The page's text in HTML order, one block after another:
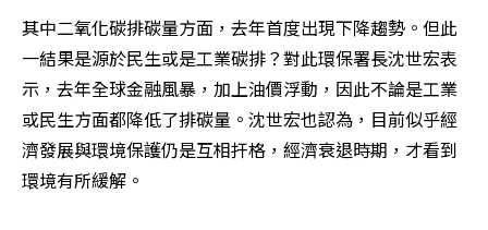
其中二氧化碳排碳量方面，去年首度出現下降趨勢。但此
一結果是源於民生或是工業碳排？對此環保署長沈世宏表
示，去年全球金融風暴，加上油價浮動，因此不論是工業
或民生方面都降低了排碳量。沈世宏也認為，目前似乎經
濟發展與環境保護仍是互相扞格，經濟衰退時期，才看到
環境有所緩解。